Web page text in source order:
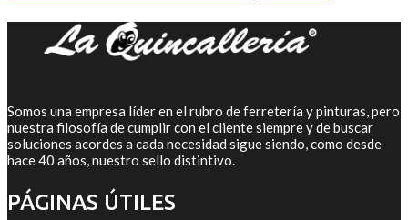
Somos una empresa líder en el rubro de ferretería y pinturas, pero
nuestra filosofía de cumplir con el cliente siempre y de buscar
soluciones acordes a cada necesidad sigue siendo, como desde
hace 40 años, nuestro sello distintivo.
PÁGINAS ÚTILES